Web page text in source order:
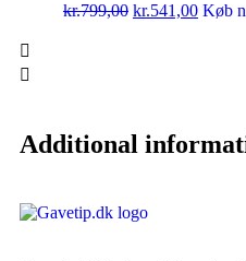
kr.799,00 kr.541,00 Køb
Additional